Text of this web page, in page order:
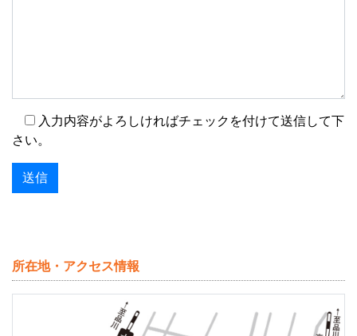
入力内容がよろしければチェックを付けて送信して下
さい。
所在地・アクセス情報